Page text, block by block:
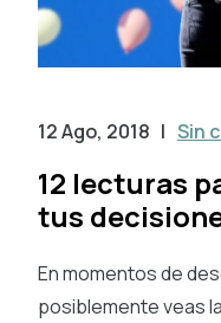
12 Ago, 2018 | Sin
12 lecturas
tus
En momentos de
posiblemente veas